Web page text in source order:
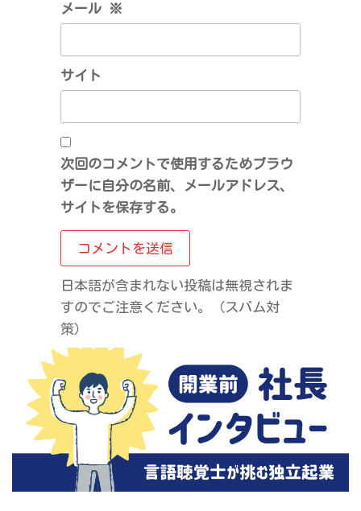
メール ※
サイト
次回のコメントで使用するためブラウ
ザーに自分の名前、メールアドレス、
サイトを保存する。
日本語が含まれない投稿は無視されま
すのでご注意ください。（スパム対
策）